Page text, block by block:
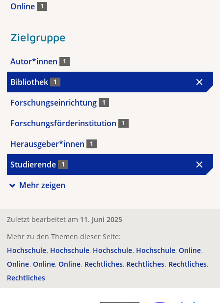
Online 1
Zielgruppe
Autor*innen 1
Bibliothek 1
Forschungseinrichtung 1
Forschungsförderinstitution 1
Herausgeber*innen 1
Studierende 1
Mehr zeigen
Zuletzt bearbeitet am 11. Juni 2025
Mehr zu den Themen dieser Seite:
Hochschule Hochschule Hochschule Hochschule Online
Online Online Online Rechtliches Rechtliches Rechtliches
Rechtliches